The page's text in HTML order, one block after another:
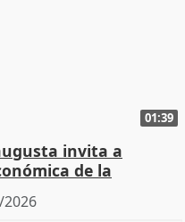
01:39
invita a
de la